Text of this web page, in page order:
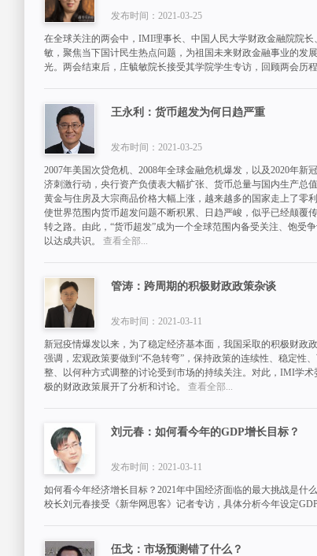
发布时间：2021-03-25
在全球关注的两会中，IMI理事长、中国人民大学财政金融院院
敏，聚焦当下国计民生热点问题，为祖国未来财政金融事业的发
光。两会结束后，庄毓敏院长接受其学院学生专访，回顾两会历程
王永利：货币超发为何日趋严重
发布时间：2021-03-25
2007年美国次贷危机、2008年全球金融危机爆发，以及2020年
济刺激行动，央行资产负债表大幅扩张、货币总量与国内生产总
黄金与住房及大宗商品价格大幅上涨，越来越多的国家走上了零
使世界范围内货币超发问题不断积累、日趋严峻，似乎已经颠覆
转之路。由此，“货币超发”成为一个全球范围内备受关注、饱受
以达成共识。
查看全部...
管涛：跨周期的积极财政政策杂谈
发布时间：2021-03-11
新冠疫情爆发以来，为了稳定经济基本面，我国采取的积极财政
强调，宏观政策要做到“不急转弯”，保持政策的连续性、稳定性
整、以何种方式调整的讨论受到市场的持续关注。对此，IMI学
极的财政政策展开了分析和讨论。
查看全部...
刘元春：如何看今年的GDP增长目标？
发布时间：2021-03-11
如何看今年经济增长目标？2021年中国经济面临的最大挑战是什
校长刘元春接受《新华网思客》记者专访，具体分析今年设定
伍戈：市场预测错了什么？